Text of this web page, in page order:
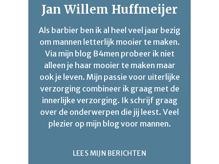
Jan Willem Huffmeijer
Als barbier ben ik al heel veel jaar bezig
om mannen letterlijk mooier te maken.
Via mijn blog B4men probeer ik niet
alleen je haar mooier te maken maar
ook je leven. Mijn passie voor uiterlijke
verzorging combineer ik graag met de
innerlijke verzorging. Ik schrijf graag
over de onderwerpen die jij leest. Veel
plezier op mijn blog voor mannen.
LEES MIJN BERICHTEN